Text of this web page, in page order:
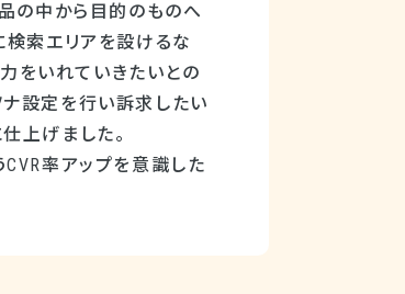
の中から目的のものへ
検索エリアを設けるな
をいれていきたいとの
設定を行い訴求したい
上げました。
率アップを意識した